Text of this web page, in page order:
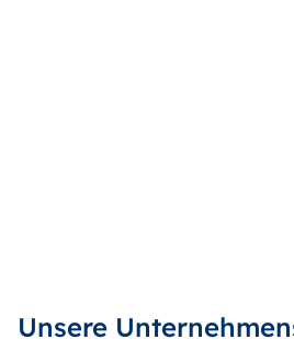
Unsere